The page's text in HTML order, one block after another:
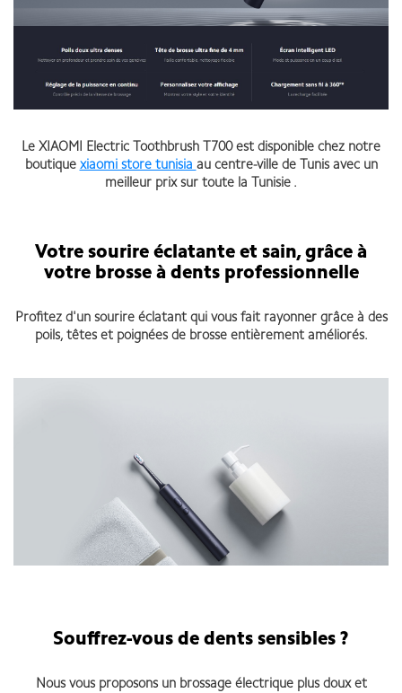
Le XIAOMI Electric Toothbrush T700 est disponible chez notre
boutique xiaomi store tunisia au centre-ville de Tunis avec un
meilleur prix sur toute la Tunisie .
Votre sourire éclatante et sain, grâce à
votre brosse à dents professionnelle
Profitez d'un sourire éclatant qui vous fait rayonner grâce à des
poils, têtes et poignées de brosse entièrement améliorés.
Souffrez-vous de dents sensibles ?
Nous vous proposons un brossage électrique plus doux et